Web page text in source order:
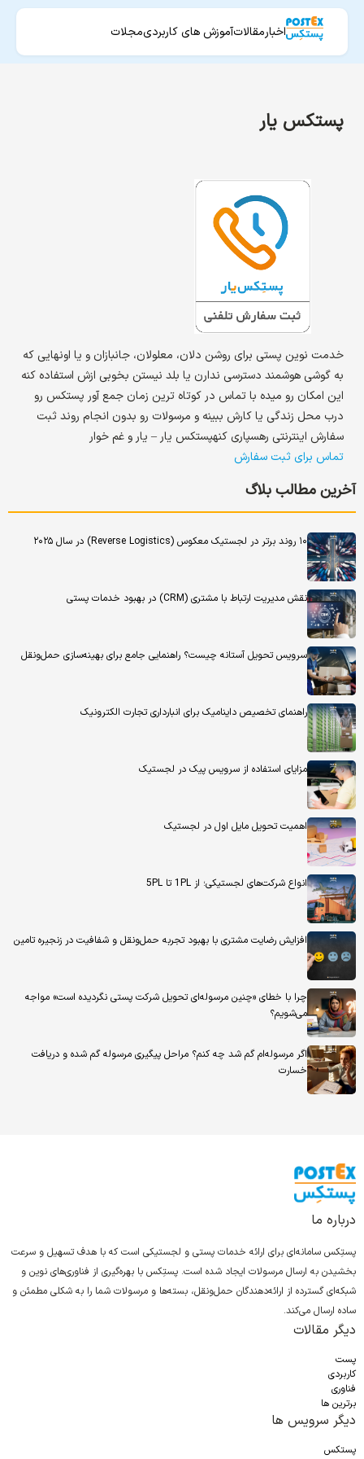
اخبارمقالاتآموزش های کاربردیمجلات
پستکس یار
خدمت نوین پستی برای روشن دلان، معلولان، جانبازان و یا اونهایی که
به گوشی هوشمند دسترسی ندارن یا بلد نیستن بخوبی ازش استفاده کنه
این امکان رو میده با تماس در کوتاه ترین زمان جمع آور پستکس رو
درب محل زندگی یا کارش ببینه و مرسولات رو بدون انجام روند ثبت
سفارش اینترنتی رهسپاری کنهپستکس یار – یار و غم خوار
تماس برای ثبت سفارش
آخرین مطالب بلاگ
۱۰ روند برتر در لجستیک معکوس (Reverse Logistics) در سال ۲۰۲۵
نقش مدیریت ارتباط با مشتری (CRM) در بهبود خدمات پستی
سرویس تحویل آستانه چیست؟ راهنمایی جامع برای بهینه‌سازی حمل‌ونقل
راهنمای تخصیص داینامیک برای انبارداری تجارت الکترونیک
مزایای استفاده از سرویس پیک در لجستیک
اهمیت تحویل مایل اول در لجستیک
انواع شرکت‌های لجستیکی؛ از 1PL تا 5PL
افزایش رضایت مشتری با بهبود تجربه حمل‌ونقل و شفافیت در زنجیره تامین
چرا با خطای «چنین مرسوله‌ای تحویل شرکت پستی نگردیده است» مواجه
می‌شویم؟
اگر مرسوله‌ام گم شد چه کنم؟ مراحل پیگیری مرسوله گم شده و دریافت
خسارت
درباره ما
پستِکس سامانه‌ای برای ارائه خدمات پستی و لجستیکی است که با هدف تسهیل و سرعت
بخشیدن به ارسال مرسولات ایجاد شده است. پستِکس با بهره‌گیری از فناوری‌های نوین و
شبکه‌ای گسترده از ارائه‌دهندگان حمل‌ونقل، بسته‌ها و مرسولات شما را به شکلی مطمئن و
ساده ارسال می‌کند.
دیگر مقالات
پست
کاربردی
فناوری
برترین ها
دیگر سرویس ها
پستکس